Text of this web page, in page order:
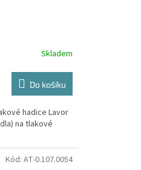
12 ks, náplň 750 ml,
Skladem
Do košíku
hadice Lavor
na tlakové
Kód: AT-0.107.0054